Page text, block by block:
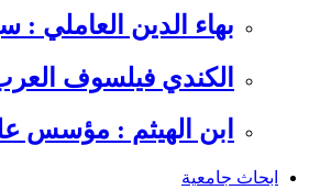
بهاء الدين العاملي :
الكندي فيلسوف
ابن الهيثم : مؤسس
ابحاث جامعية